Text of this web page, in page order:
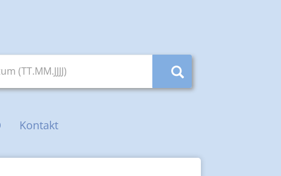
Kontakt